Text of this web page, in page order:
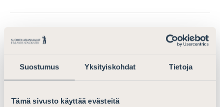
Suostumus Yksityiskohdat Tietoja
Tämä sivusto käyttää evästeitä
kansallista täytäntöönpanoa valmistelevan
työryhmän mietinnöstä
Lausunnot29.11.2017